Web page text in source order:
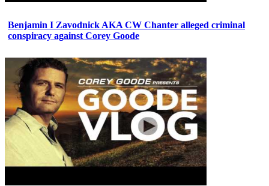
Benjamin I Zavodnick AKA CW Chanter alleged criminal
conspiracy against Corey Goode